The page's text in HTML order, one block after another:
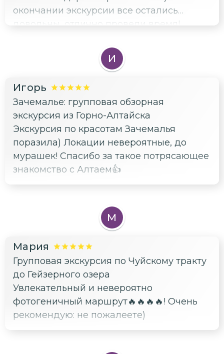
окончании экскурсии все остались
довольны, отлично провели время!
И
Игорь
Зачемалье: групповая обзорная
экскурсия из Горно-Алтайска
Экскурсия по красотам Зачемалья
поразила) Локации невероятные, до
мурашек! Спасибо за такое потрясающее
знакомство с Алтаем👍
М
Мария
Групповая экскурсия по Чуйскому тракту
до Гейзерного озера
Увлекательный и невероятно
фотогеничный маршрут🔥🔥🔥🔥! Очень
рекомендую: не пожалеете)